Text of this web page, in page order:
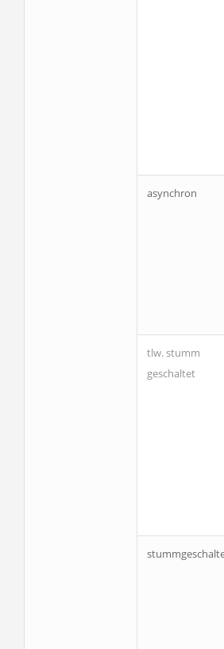
asynchron
tlw. stumm
geschaltet